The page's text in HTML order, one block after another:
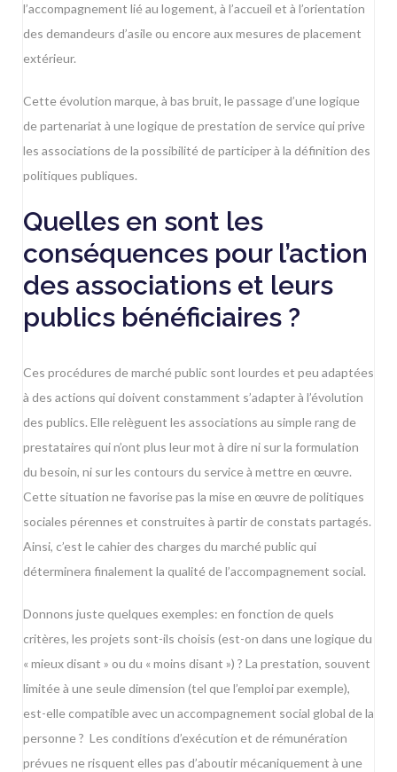
l’accompagnement lié au logement, à l’accueil et à l’orientation
des demandeurs d’asile ou encore aux mesures de placement
extérieur.
Cette évolution marque, à bas bruit, le passage d’une logique
de partenariat à une logique de prestation de service qui prive
les associations de la possibilité de participer à la définition des
politiques publiques.
Quelles en sont les
conséquences pour l’action
des associations et leurs
publics bénéficiaires ?
Ces procédures de marché public sont lourdes et peu adaptées
à des actions qui doivent constamment s’adapter à l’évolution
des publics. Elle relèguent les associations au simple rang de
prestataires qui n’ont plus leur mot à dire ni sur la formulation
du besoin, ni sur les contours du service à mettre en œuvre.
Cette situation ne favorise pas la mise en œuvre de politiques
sociales pérennes et construites à partir de constats partagés.
Ainsi, c’est le cahier des charges du marché public qui
déterminera finalement la qualité de l’accompagnement social.
Donnons juste quelques exemples: en fonction de quels
critères, les projets sont-ils choisis (est-on dans une logique du
« mieux disant » ou du « moins disant ») ? La prestation, souvent
limitée à une seule dimension (tel que l’emploi par exemple),
est-elle compatible avec un accompagnement social global de la
personne ? Les conditions d’exécution et de rémunération
prévues ne risquent elles pas d’aboutir mécaniquement à une